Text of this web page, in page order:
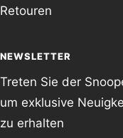
Retouren
NEWSLETTER
Treten Sie der
um exklusive
zu erhalten